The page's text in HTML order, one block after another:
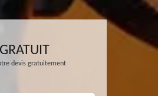
devis gratuitement